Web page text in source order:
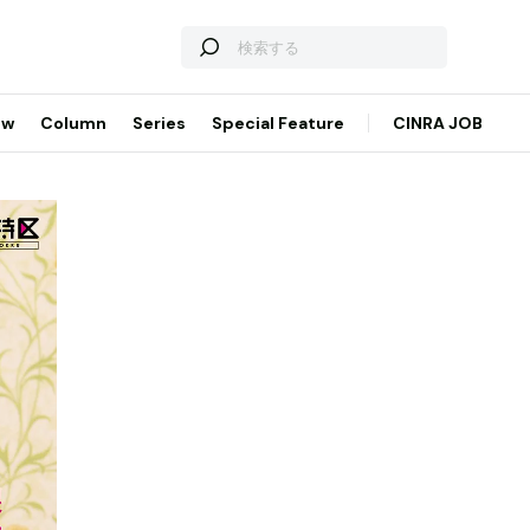
Column Series Special Feature CINRA JOB